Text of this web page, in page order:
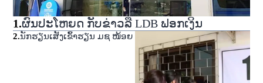
1.ຜົນປະໂຫຍດ ກັບຂ່າວລື LDB ຟອກເງິນ
2.ນັກຮຽນເສັງເຂົ້າຮຽນ ມຊ ໜ້ອຍ